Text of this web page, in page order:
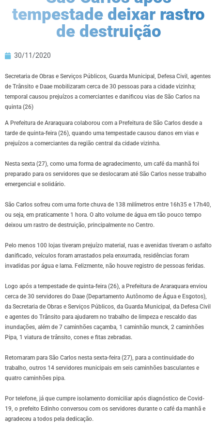
tempestade deixar rastro
de destruição
30/11/2020
Secretaria de Obras e Serviços Públicos, Guarda Municipal, Defesa Civil, agentes
de Trânsito e Daae mobilizaram cerca de 30 pessoas para a cidade vizinha;
temporal causou prejuízos a comerciantes e danificou vias de São Carlos na
quinta (26)
A Prefeitura de Araraquara colaborou com a Prefeitura de São Carlos desde a
tarde de quinta-feira (26), quando uma tempestade causou danos em vias e
prejuízos a comerciantes da região central da cidade vizinha.
Nesta sexta (27), como uma forma de agradecimento, um café da manhã foi
preparado para os servidores que se deslocaram até São Carlos nesse trabalho
emergencial e solidário.
São Carlos sofreu com uma forte chuva de 138 milímetros entre 16h35 e 17h40,
ou seja, em praticamente 1 hora. O alto volume de água em tão pouco tempo
deixou um rastro de destruição, principalmente no Centro.
Pelo menos 100 lojas tiveram prejuízo material, ruas e avenidas tiveram o asfalto
danificado, veículos foram arrastados pela enxurrada, residências foram
invadidas por água e lama. Felizmente, não houve registro de pessoas feridas.
Logo após a tempestade de quinta-feira (26), a Prefeitura de Araraquara enviou
cerca de 30 servidores do Daae (Departamento Autônomo de Água e Esgotos),
da Secretaria de Obras e Serviços Públicos, da Guarda Municipal, da Defesa Civil
e agentes do Trânsito para ajudarem no trabalho de limpeza e rescaldo das
inundações, além de 7 caminhões caçamba, 1 caminhão munck, 2 caminhões
Pipa, 1 viatura de trânsito, cones e fitas zebradas.
Retornaram para São Carlos nesta sexta-feira (27), para a continuidade do
trabalho, outros 14 servidores municipais em seis caminhões basculantes e
quatro caminhões pipa.
Por telefone, já que cumpre isolamento domiciliar após diagnóstico de Covid-
19, o prefeito Edinho conversou com os servidores durante o café da manhã e
agradeceu a todos pela dedicação.